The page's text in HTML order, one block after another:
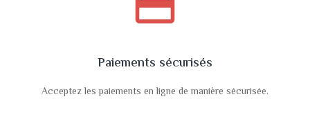
Paiements sécurisés
Acceptez les paiements en ligne de manière sécurisée.